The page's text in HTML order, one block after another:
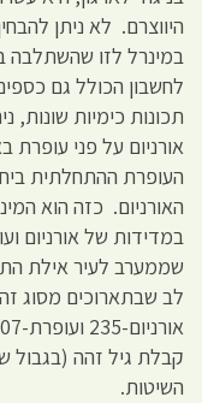
במינרל לזו שהשתלבה
לחשבון הכולל גם
תכונות כימיות
אורניום על פני עופרת
העופרת ההתחלתית
האורניום. כזה הוא
במדידות של אורניום
לב שבתארוכים מסוג
קבלת גיל זהה (בגבול
השיטות.